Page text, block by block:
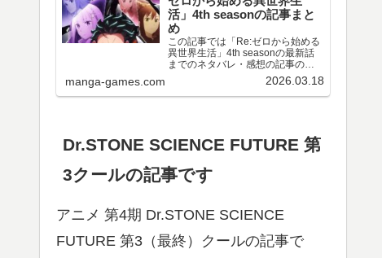
活」4th seasonの記事まと
め
この記事では「Re:ゼロから始める
異世界生活」4th seasonの最新話
までのネタバレ・感想の記事のリ
ンクや、情報などをまとめていま
す。アニメ 「Re:ゼロから始める異
世界生活」4th season 第67～77話
manga-games.com 2026.03.18
Dr.STONE SCIENCE FUTURE 第
3クールの記事です
アニメ 第4期 Dr.STONE SCIENCE
FUTURE 第3（最終）クールの記事で